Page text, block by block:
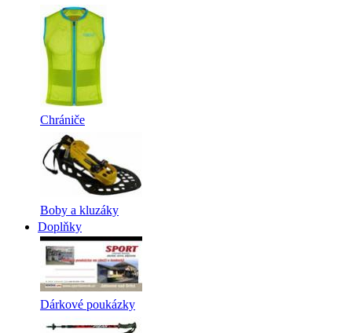
Chrániče
Boby a kluzáky
Doplňky
Dárkové poukázky